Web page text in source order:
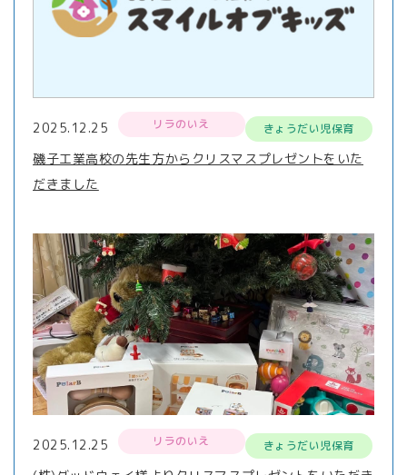
2025.12.25 リラのいえ きょうだい児保育
磯子工業高校の先生方からクリスマスプレゼントをいた
だきました
2025.12.25 リラのいえ きょうだい児保育